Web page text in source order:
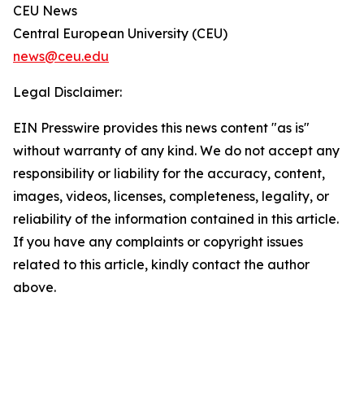
CEU News
Central European University (CEU)
news@ceu.edu
Legal Disclaimer:
EIN Presswire provides this news content "as is"
without warranty of any kind. We do not accept any
responsibility or liability for the accuracy, content,
images, videos, licenses, completeness, legality, or
reliability of the information contained in this article.
If you have any complaints or copyright issues
related to this article, kindly contact the author
above.